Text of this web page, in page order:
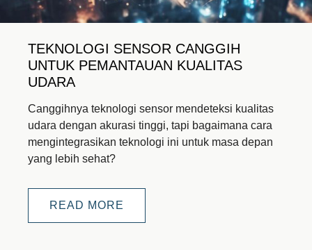
TEKNOLOGI SENSOR CANGGIH
UNTUK PEMANTAUAN KUALITAS
UDARA
Canggihnya teknologi sensor mendeteksi kualitas
udara dengan akurasi tinggi, tapi bagaimana cara
mengintegrasikan teknologi ini untuk masa depan
yang lebih sehat?
READ MORE